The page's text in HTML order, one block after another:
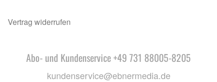
Vertrag widerrufen
Abo- und Kundenservice +49 731 88005-8205
kundenservice@ebnermedia.de